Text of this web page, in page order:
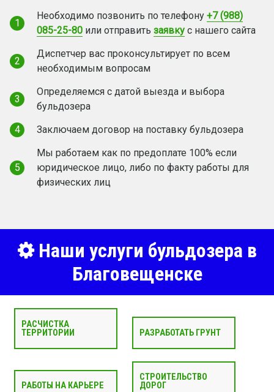
1
Необходимо позвонить по телефону +7 (988)
085-25-80 или отправить заявку с нашего сайта
2
Диспетчер вас проконсультирует по всем
необходимым вопросам
3
Определяемся с датой выезда и выбора
бульдозера
4
Заключаем договор на поставку бульдозера
5
Мы работаем как по предоплате 100% если
юридическое лицо, либо по факту работы для
физических лиц
Наши услуги бульдозера в
Благовещенске
РАСЧИСТКА
ТЕРРИТОРИИ
РАЗРАБОТАТЬ ГРУНТ
РАБОТЫ НА КАРЬЕРЕ
СТРОИТЕЛЬСТВО
ДОРОГ